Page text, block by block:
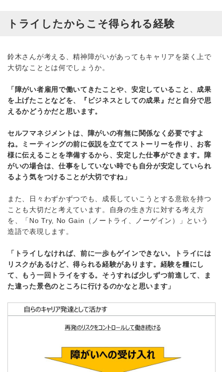
トライしたからこそ得られる経験
鈴木さんが考える、精神障がいがあってもキャリアを築く上で
大切なこととは何でしょうか。
「障がい者雇用で働いてきたことや、安定していること、成果
を上げたことなどを、『ビジネスとしての成果』だと自分で思
えるかどうかだと思います。
セルフマネジメントは、障がいの有無に関係なく必要ですよ
ね。ミーティングの前に仮説を立ててストーリーを作り、お客
様に伝えることを準備するから、安定した仕事ができます。障
がいの場合は、仕事をしていない時でも自分が安定していられ
るよう気をつけることが大切ですね」
また、日々わずかずつでも、成長していこうとする意欲を持つ
ことも大切だと考えています。自身の生き方に対する考え方
を、「No Try, No Gain（ノートライ、ノーゲイン）」という
造語で表現します。
「トライしなければ、前に一歩もゲインできない。トライには
リスクがあるけど、得られる経験があります。経験を糧にし
て、もう一回トライをする。そうすれば少しずつ前進して、ま
た違った景色のところに行けるのかなと思います」